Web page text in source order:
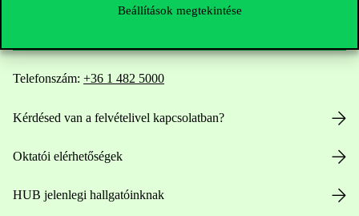
Beállítások megtekintése
Telefonszám: +36 1 482 5000
Kérdésed van a felvételivel kapcsolatban?
Oktatói elérhetőségek
HUB jelenlegi hallgatóinknak